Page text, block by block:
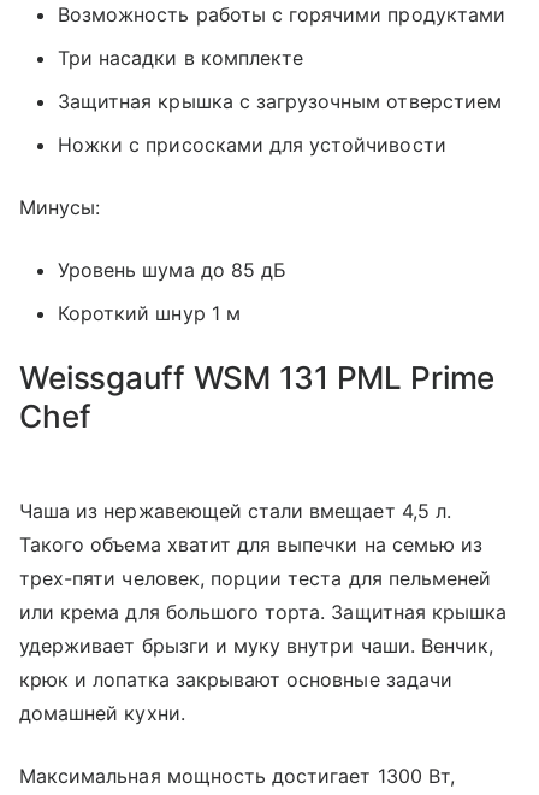
Возможность работы с горячими продуктами
Три насадки в комплекте
Защитная крышка с загрузочным отверстием
Ножки с присосками для устойчивости
Минусы:
Уровень шума до 85 дБ
Короткий шнур 1 м
Weissgauff WSM 131 PML Prime
Chef
Чаша из нержавеющей стали вмещает 4,5 л.
Такого объема хватит для выпечки на семью из
трех-пяти человек, порции теста для пельменей
или крема для большого торта. Защитная крышка
удерживает брызги и муку внутри чаши. Венчик,
крюк и лопатка закрывают основные задачи
домашней кухни.
Максимальная мощность достигает 1300 Вт,